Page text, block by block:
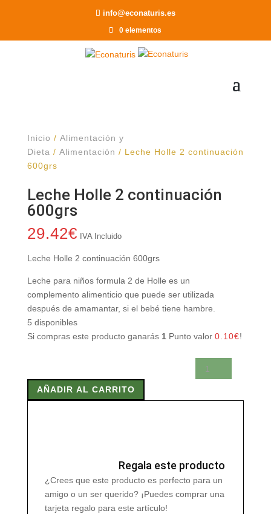
info@econaturis.es
0 elementos
Inicio / Alimentación y
Dieta / Alimentación / Leche Holle 2 continuación
600grs
Leche Holle 2 continuación
600grs
29.42€ IVA Incluido
Leche Holle 2 continuación 600grs
Leche para niños formula 2 de Holle es un
complemento alimenticio que puede ser utilizada
después de amamantar, si el bebé tiene hambre.
5 disponibles
Si compras este producto ganarás 1Punto valor 0.10€!
Holle
AÑADIR AL CARRITO
Regala este producto
¿Crees que este producto es perfecto para un
amigo o un ser querido? ¡Puedes comprar una
tarjeta regalo para este artículo!